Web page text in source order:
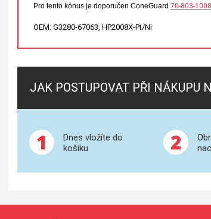
Pro tento kónus je doporučen ConeGuard 70-803-1008
OEM: G3280-67063, HP2008X-Pt/Ni
JAK POSTUPOVAT PŘI NÁKUPU
1
Dnes vložíte do
košíku
2